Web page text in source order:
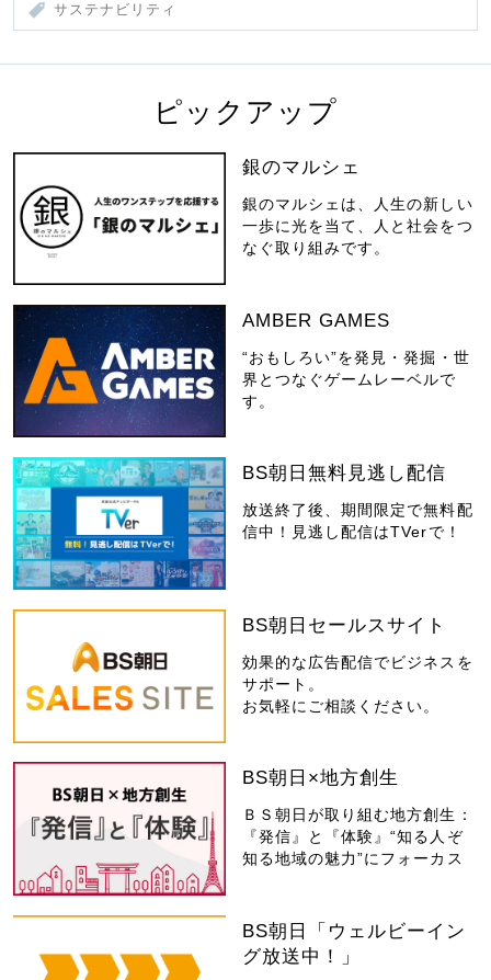
サステナビリティ
ピックアップ
銀のマルシェ
銀のマルシェは、人生の新しい
一歩に光を当て、人と社会をつ
なぐ取り組みです。
AMBER GAMES
“おもしろい”を発見・発掘・世
界とつなぐゲームレーベルで
す。
BS朝日無料見逃し配信
放送終了後、期間限定で無料配
信中！見逃し配信はTVerで！
BS朝日セールスサイト
効果的な広告配信でビジネスを
サポート。
お気軽にご相談ください。
BS朝日×地方創生
ＢＳ朝日が取り組む地方創生：
『発信』と『体験』“知る人ぞ
知る地域の魅力”にフォーカス
BS朝日「ウェルビーイン
グ放送中！」